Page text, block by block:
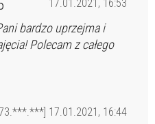
17.01.2021, 16:53
bardzo uprzejma i
Polecam z całego
17.01.2021, 16:44